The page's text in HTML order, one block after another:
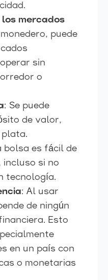
mercados
puede
sin
o
: Se puede
de valor,
bolsa es fácil de
si no
tecnología.
: Al usar
de ningún
Esto
en un país con
o monetarias